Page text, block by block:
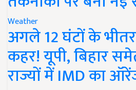
Weather
अगले 12 घंटों के
कहर! यूपी, बिहार
राज्यों में IMD का